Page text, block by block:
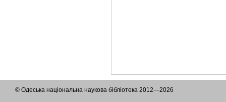
© Одеська національна наукова бібліотека 2012—2026